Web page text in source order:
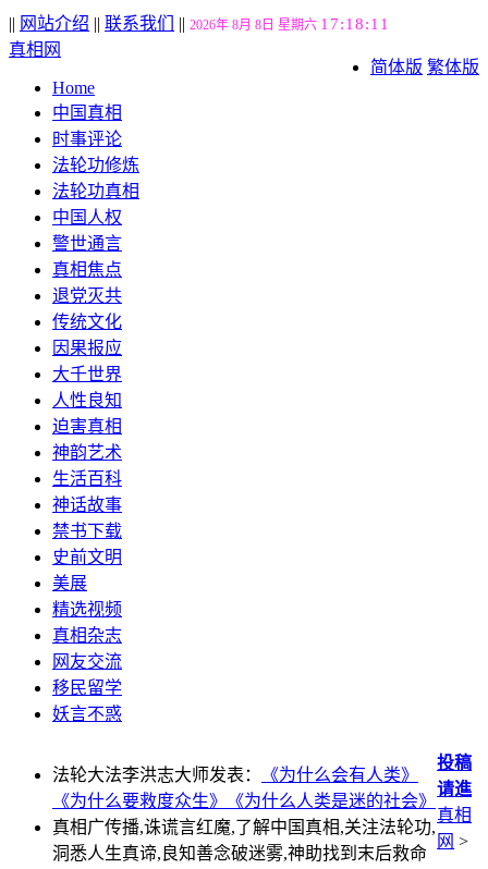
|| 网站介绍 || 联系我们 || 2026年 8月 8日 星期六 17:18:12
简体版 繁体版
真相网
Home
中国真相
时事评论
法轮功修炼
法轮功真相
中国人权
警世通言
真相焦点
退党灭共
传统文化
因果报应
大千世界
人性良知
迫害真相
神韵艺术
生活百科
神话故事
禁书下载
史前文明
美展
精选视频
真相杂志
网友交流
移民留学
妖言不惑
法轮大法李洪志大师发表：
《为什么会有人类》
《为什么要救度众生》
《为什么人类是迷的社会》
真相广传播,诛谎言红魔,了解中国真相,关注法轮功,
洞悉人生真谛,良知善念破迷雾,神助找到末后救命
投稿
请進
真相
网 >